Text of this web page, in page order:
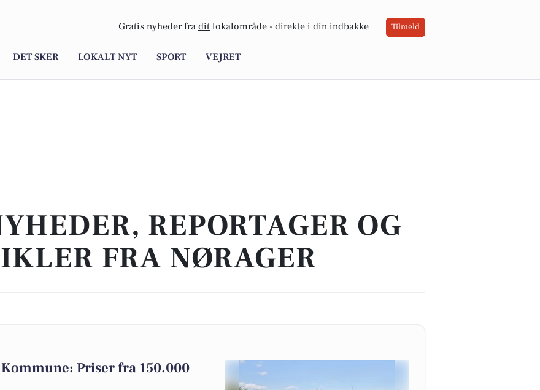
Gratis nyheder fra dit lokalområde - direkte i din indbakke Tilmeld
DET SKER LOKALT NYT SPORT VEJRET
REPORTAGER OG
FRA NØRAGER
Priser fra 150.000